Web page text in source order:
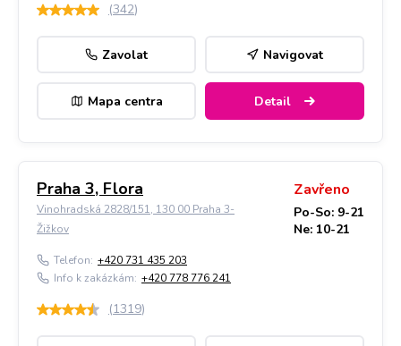
(342)
Zavolat Navigovat
Mapa centra Detail
Praha 3, Flora
Vinohradská 2828/151, 130 00 Praha 3-
Žižkov
Zavřeno
Po-So: 9-21
Ne: 10-21
Telefon: +420 731 435 203
Info k zakázkám: +420 778 776 241
(1319)